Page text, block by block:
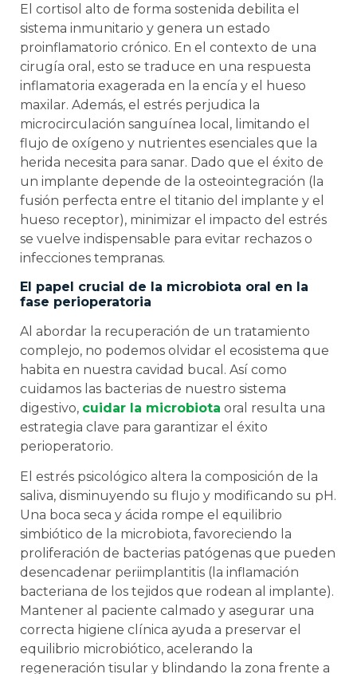
El cortisol alto de forma sostenida debilita el
sistema inmunitario y genera un estado
proinflamatorio crónico. En el contexto de una
cirugía oral, esto se traduce en una respuesta
inflamatoria exagerada en la encía y el hueso
maxilar. Además, el estrés perjudica la
microcirculación sanguínea local, limitando el
flujo de oxígeno y nutrientes esenciales que la
herida necesita para sanar. Dado que el éxito de
un implante depende de la osteointegración (la
fusión perfecta entre el titanio del implante y el
hueso receptor), minimizar el impacto del estrés
se vuelve indispensable para evitar rechazos o
infecciones tempranas.
El papel crucial de la microbiota oral en la
fase perioperatoria
Al abordar la recuperación de un tratamiento
complejo, no podemos olvidar el ecosistema que
habita en nuestra cavidad bucal. Así como
cuidamos las bacterias de nuestro sistema
digestivo, cuidar la microbiota oral resulta una
estrategia clave para garantizar el éxito
perioperatorio.
El estrés psicológico altera la composición de la
saliva, disminuyendo su flujo y modificando su pH.
Una boca seca y ácida rompe el equilibrio
simbiótico de la microbiota, favoreciendo la
proliferación de bacterias patógenas que pueden
desencadenar periimplantitis (la inflamación
bacteriana de los tejidos que rodean al implante).
Mantener al paciente calmado y asegurar una
correcta higiene clínica ayuda a preservar el
equilibrio microbiótico, acelerando la
regeneración tisular y blindando la zona frente a